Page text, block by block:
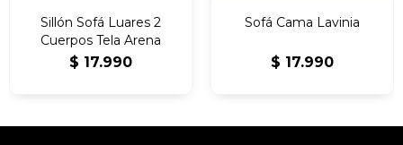
Sillón Sofá Luares 2
Cuerpos Tela Arena
$ 17.990
Sofá Cama Lavinia
$ 17.990